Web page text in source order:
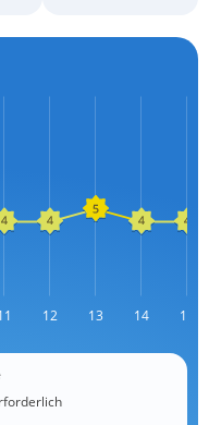
L
12 13 14 15